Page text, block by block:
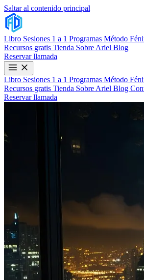
Saltar al contenido principal
Libro Sesiones 1 a 1 Programas Método
Recursos gratis Tienda Sobre Ariel Blog
Reservar llamada
Libro Sesiones 1 a 1 Programas Método
Recursos gratis Tienda Sobre Ariel Blog
Reservar llamada